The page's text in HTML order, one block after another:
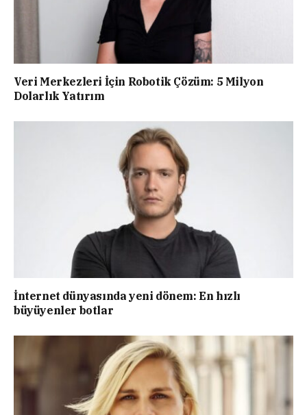
Veri Merkezleri İçin Robotik Çözüm: 5 Milyon
Dolarlık Yatırım
İnternet dünyasında yeni dönem: En hızlı
büyüyenler botlar